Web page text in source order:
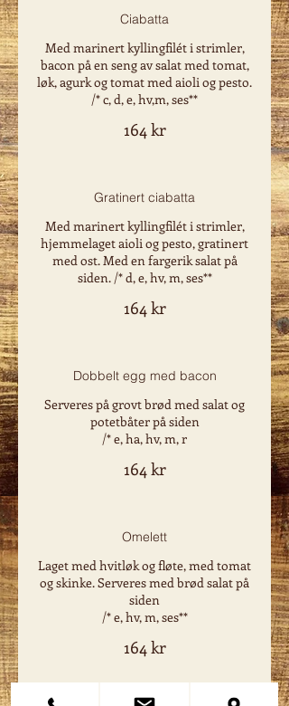
Ciabatta
Med marinert kyllingfilét i strimler,
bacon på en seng av salat med tomat,
løk, agurk og tomat med aioli og pesto.
/* c, d, e, hv,m, ses**
164 kr
Gratinert ciabatta
Med marinert kyllingfilét i strimler,
hjemmelaget aioli og pesto, gratinert
med ost. Med en fargerik salat på
siden. /* d, e, hv, m, ses**
164 kr
Dobbelt egg med bacon
Serveres på grovt brød med salat og
potetbåter på siden
/* e, ha, hv, m, r
164 kr
Omelett
Laget med hvitløk og fløte, med tomat
og skinke. Serveres med brød salat på
siden
/* e, hv, m, ses**
164 kr